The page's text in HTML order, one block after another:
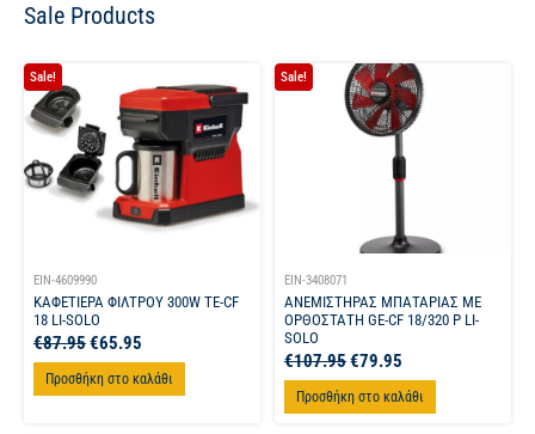
Sale Products
Sale!
EIN-4609990
ΚΑΦΕΤΙΕΡΑ ΦΙΛΤΡΟΥ 300W TE-CF
18 LI-SOLO
€87.95€65.95
Προσθήκη στο καλάθι
Sale!
EIN-3408071
ΑΝΕΜΙΣΤΗΡΑΣ ΜΠΑΤΑΡΙΑΣ ΜΕ
ΟΡΘΟΣΤΑΤΗ GE-CF 18/320 P LI-
SOLO
€107.95€79.95
Προσθήκη στο καλάθι